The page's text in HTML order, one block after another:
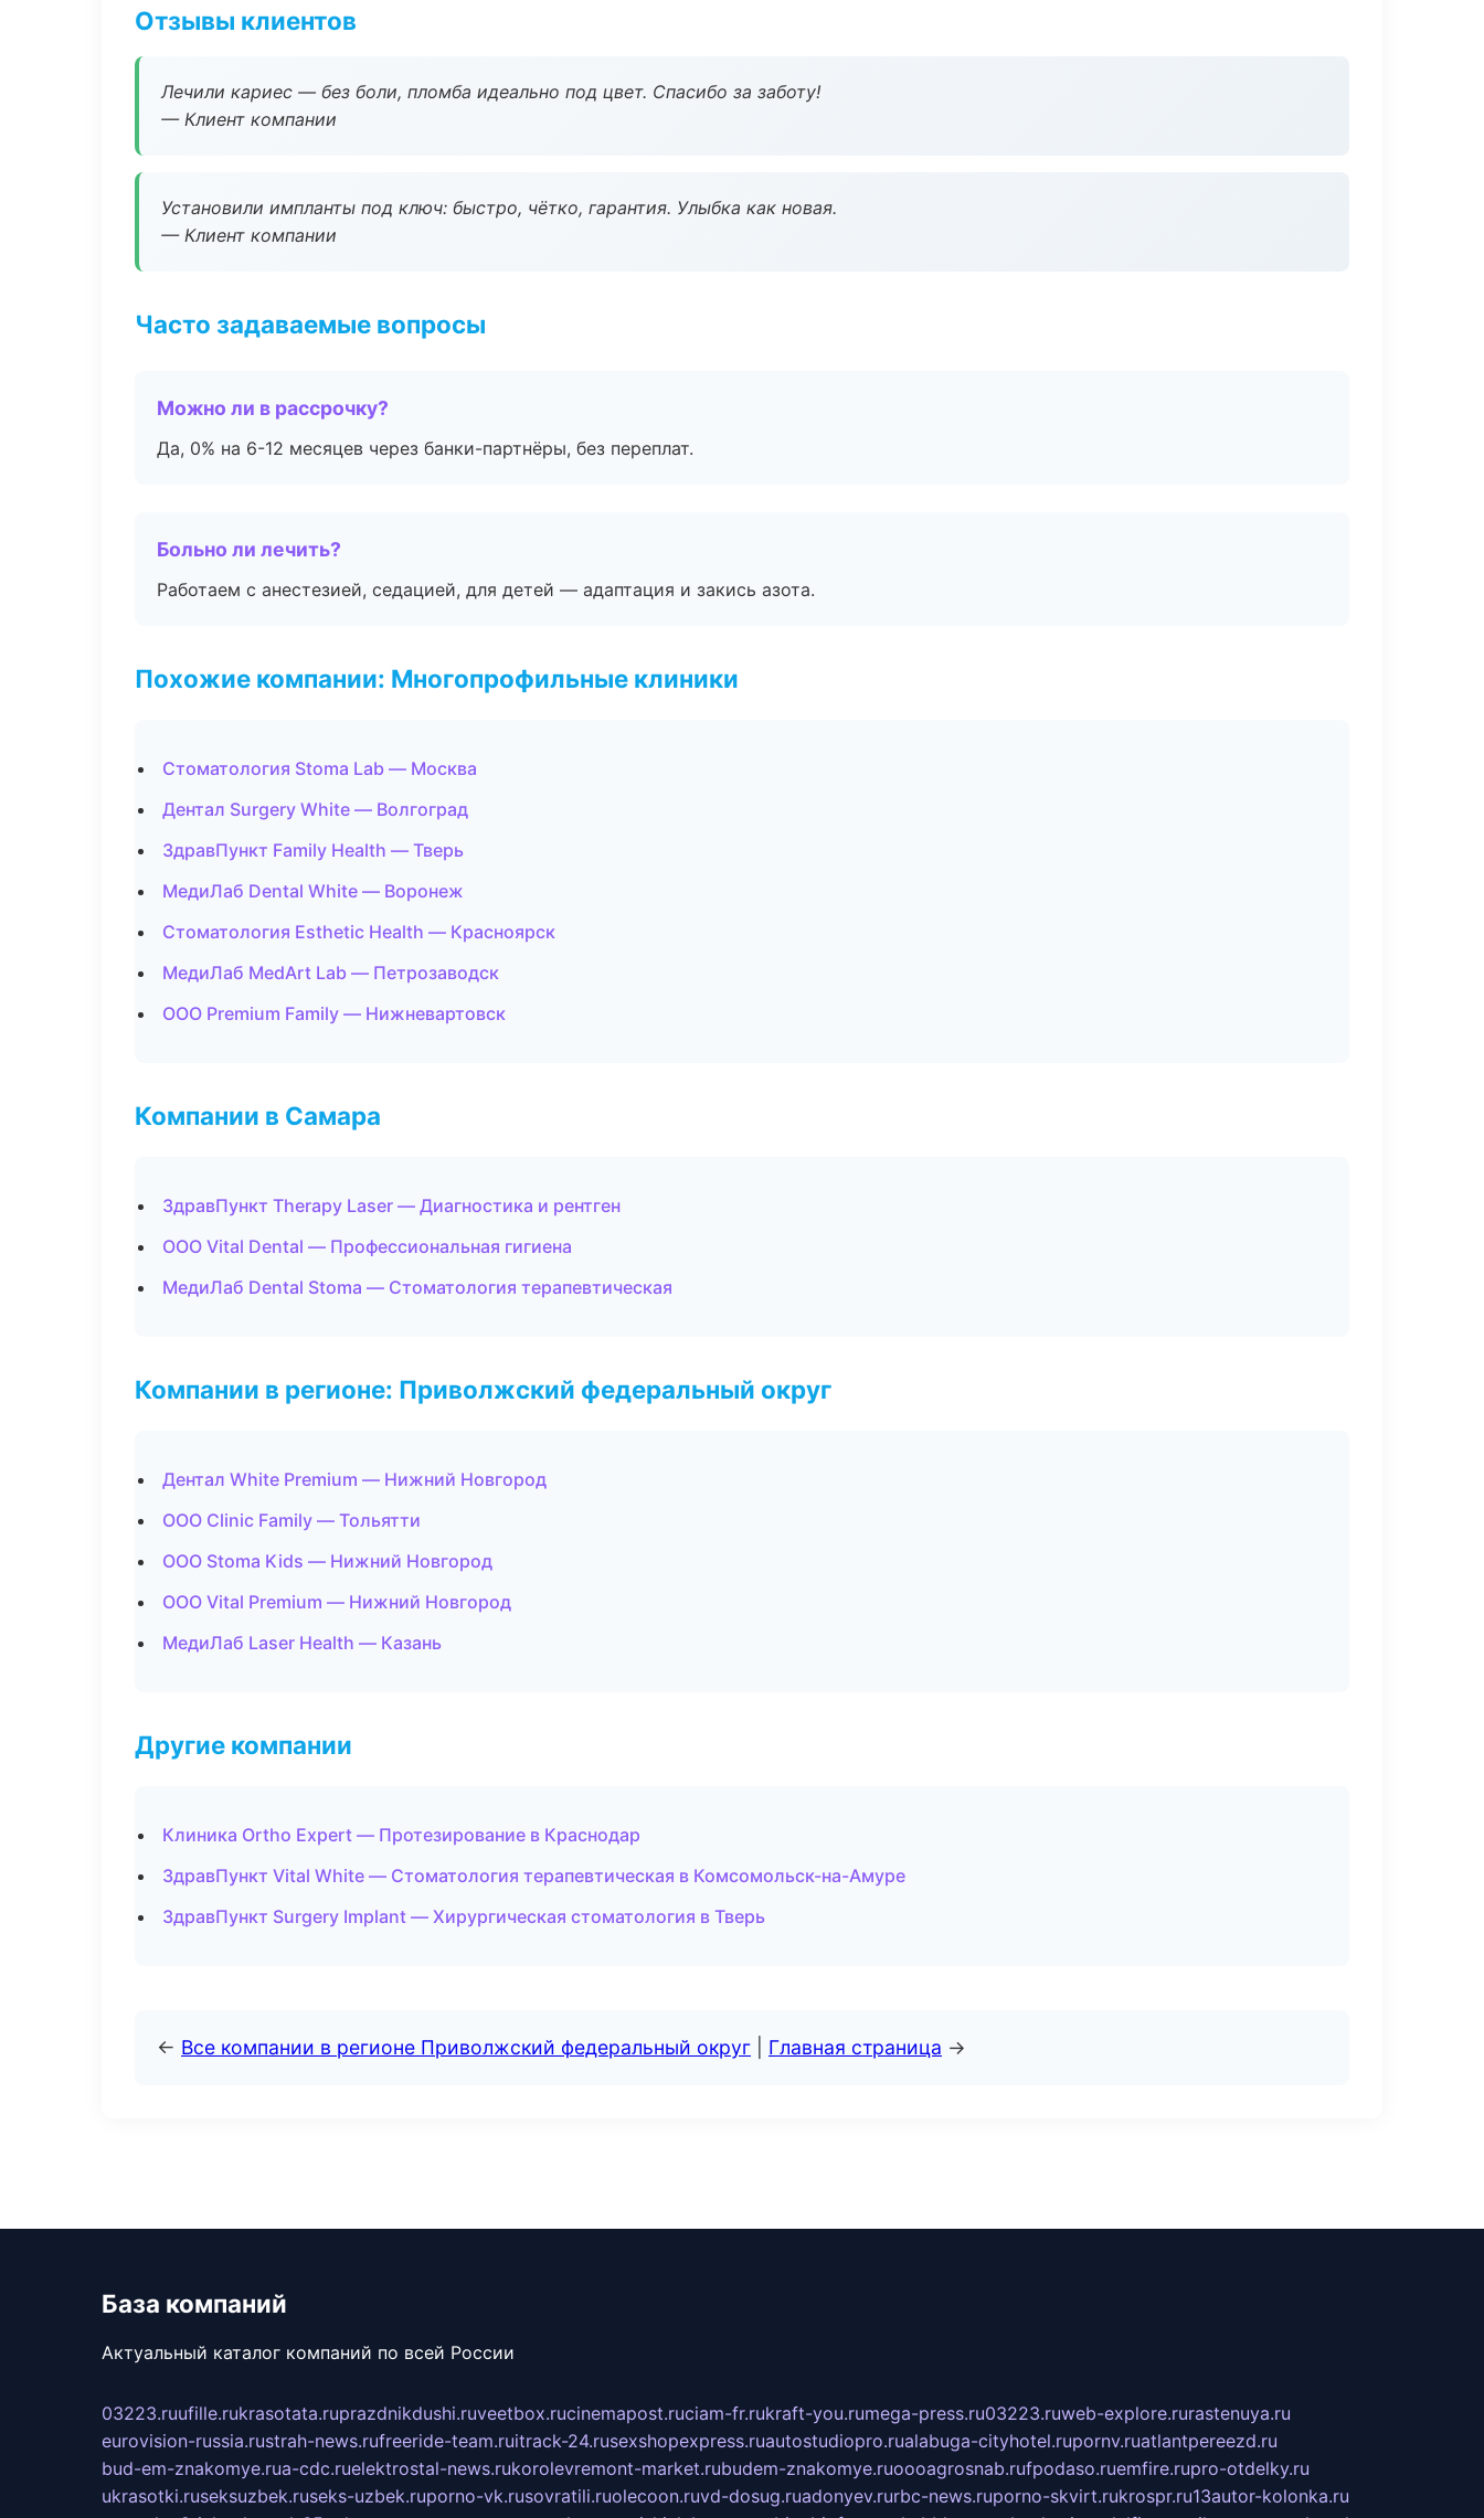
Отзывы клиентов
Лечили кариес — без боли, пломба идеально под цвет. Спасибо за заботу!
— Клиент компании
Установили импланты под ключ: быстро, чётко, гарантия. Улыбка как новая.
— Клиент компании
Часто задаваемые вопросы
Можно ли в рассрочку?
Да, 0% на 6-12 месяцев через банки-партнёры, без переплат.
Больно ли лечить?
Работаем с анестезией, седацией, для детей — адаптация и закись азота.
Похожие компании: Многопрофильные клиники
Стоматология Stoma Lab — Москва
Дентал Surgery White — Волгоград
ЗдравПункт Family Health — Тверь
МедиЛаб Dental White — Воронеж
Стоматология Esthetic Health — Красноярск
МедиЛаб MedArt Lab — Петрозаводск
ООО Premium Family — Нижневартовск
Компании в Самара
ЗдравПункт Therapy Laser — Диагностика и рентген
ООО Vital Dental — Профессиональная гигиена
МедиЛаб Dental Stoma — Стоматология терапевтическая
Компании в регионе: Приволжский федеральный округ
Дентал White Premium — Нижний Новгород
ООО Clinic Family — Тольятти
ООО Stoma Kids — Нижний Новгород
ООО Vital Premium — Нижний Новгород
МедиЛаб Laser Health — Казань
Другие компании
Клиника Ortho Expert — Протезирование в Краснодар
ЗдравПункт Vital White — Стоматология терапевтическая в Комсомольск-на-Амуре
ЗдравПункт Surgery Implant — Хирургическая стоматология в Тверь
← Все компании в регионе Приволжский федеральный округ Главная страница →
База компаний
Актуальный каталог компаний по всей России
03223.ruufille.rukrasotata.ruprazdnikdushi.ruveetbox.rucinemapost.ruciam-fr.rukraft-you.rumega-press.ru03223.ruweb-explore.rurastenuya.ru
eurovision-russia.rustrah-news.rufreeride-team.ruitrack-24.rusexshopexpress.ruautostudiopro.rualabuga-cityhotel.rupornv.ruatlantpereezd.ru
bud-em-znakomye.rua-cdc.ruelektrostal-news.rukorolevremont-market.rubudem-znakomye.ruoooagrosnab.rufpodaso.ruemfire.rupro-otdelky.ru
ukrasotki.ruseksuzbek.ruseks-uzbek.ruporno-vk.rusovratili.ruolecoon.ruvd-dosug.ruadonyev.rurbc-news.ruporno-skvirt.rukrospr.ru13autor-kolonka.ru